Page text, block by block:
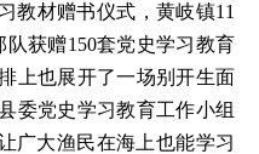
教材赠书仪式，黄岐镇11
获赠150套党史学习教育
上也展开了一场别开生面
委党史学习教育工作小组
广大渔民在海上也能学习